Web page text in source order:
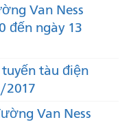
Van Ness
đến ngày 13
tàu điện
2017
Van Ness